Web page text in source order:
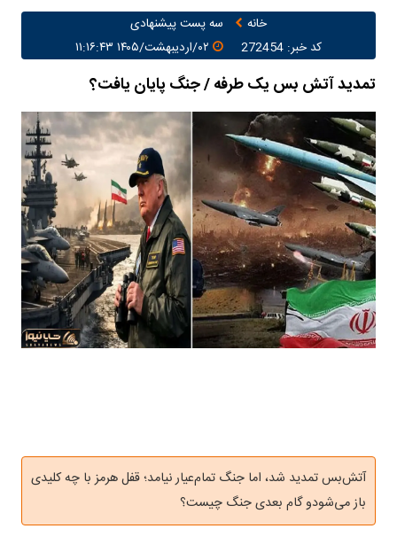
خانه
سه پست پیشنهادی
کد خبر: 272454
تمدید آتش بس یک طرفه / جنگ پایان یافت؟
آتش‌بس تمدید شد، اما جنگ تمام‌عیار نیامد؛ قفل هرمز با چه کلیدی
باز می‌شودو گام بعدی جنگ چیست؟